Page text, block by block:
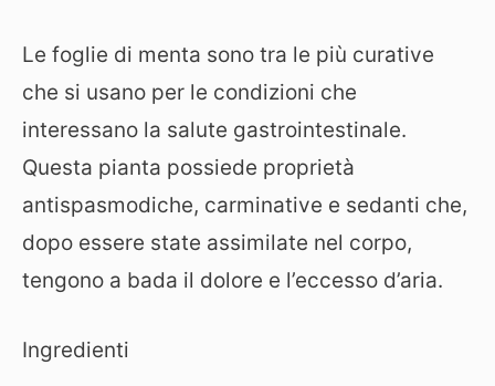
Le foglie di menta sono tra le più curative
che si usano per le condizioni che
interessano la salute gastrointestinale.
Questa pianta possiede proprietà
antispasmodiche, carminative e sedanti che,
dopo essere state assimilate nel corpo,
tengono a bada il dolore e l’eccesso d’aria.
Ingredienti